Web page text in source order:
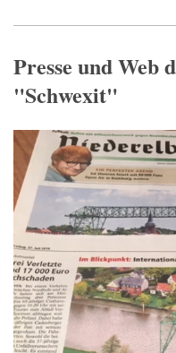
Presse und Web
"Schwexit"